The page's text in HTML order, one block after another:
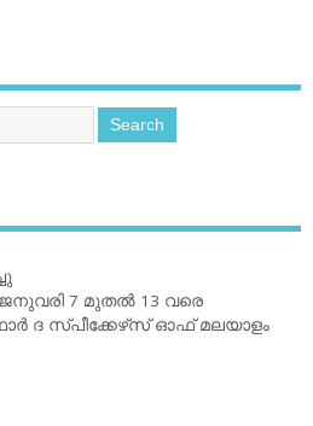
7 മുതല്‍ 13 വരെ
ദ സ്പീക്കേഴ്‌സ് ഓഫ് മലയാളം